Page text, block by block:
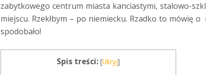
zabytkowego centrum miasta kanciastymi, stalowo-
miejscu. Rzekłbym – po niemiecku. Rzadko to mówię
spodobało!
Spis treści: [Ukryj]